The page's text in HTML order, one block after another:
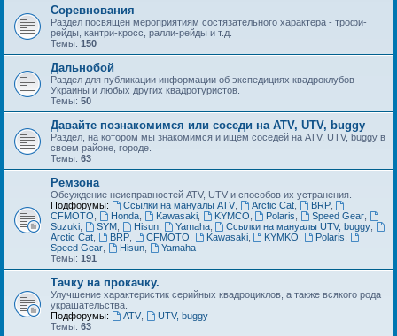
Соревнования
Раздел посвящен мероприятиям состязательного характера - трофи-
рейды, кантри-кросс, ралли-рейды и т.д.
Темы: 150
Дальнобой
Раздел для публикации информации об экспедициях квадроклубов
Украины и любых других квадротуристов.
Темы: 50
Давайте познакомимся или соседи на ATV, UTV, buggy
Раздел, на котором мы знакомимся и ищем соседей на ATV, UTV, buggy в
своем районе, городе.
Темы: 63
Ремзона
Обсуждение неисправностей ATV, UTV и способов их устранения.
Подфорумы:
Ссылки на мануалы ATV, Arctic Cat, BRP,
CFMOTO
Honda, Kawasaki, KYMCO Polaris Speed Gear
Suzuki
SYM, Hisun, Yamaha, Ссылки на мануалы UTV, buggy
Arctic Cat
BRP, CFMOTO Kawasaki, KYMKO Polaris
Speed Gear
Hisun,
Yamaha
Темы: 191
Тачку на прокачку.
Улучшение характеристик серийных квадроциклов, а также всякого рода
украшательства.
Подфорумы:
ATV,
UTV, buggy
Темы: 63